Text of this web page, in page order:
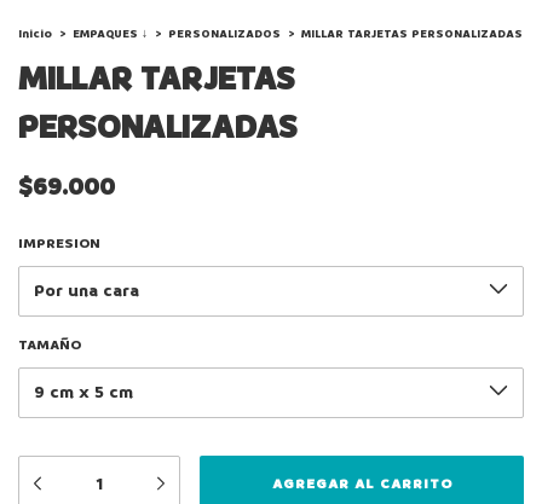
Inicio > EMPAQUES ↓ > PERSONALIZADOS > MILLAR TARJETAS PERSONALIZADAS
MILLAR TARJETAS
PERSONALIZADAS
$69.000
IMPRESION
TAMAÑO